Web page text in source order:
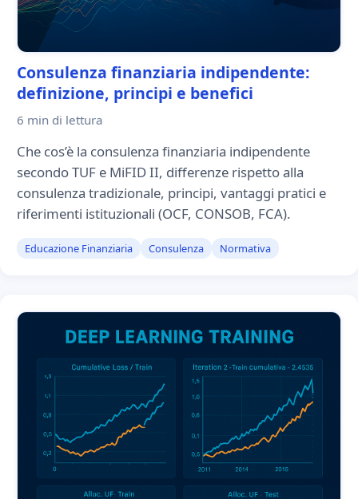
Consulenza finanziaria indipendente:
definizione, principi e benefici
6 min di lettura
Che cos’è la consulenza finanziaria indipendente
secondo TUF e MiFID II, differenze rispetto alla
consulenza tradizionale, principi, vantaggi pratici e
riferimenti istituzionali (OCF, CONSOB, FCA).
Educazione Finanziaria Consulenza Normativa